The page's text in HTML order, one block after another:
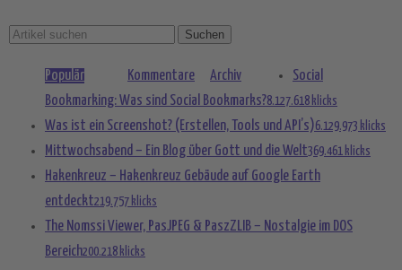
Populär Kommentare Archiv
Social
Bookmarking: Was sind Social Bookmarks?8.127.618 klicks
Was ist ein Screenshot? (Erstellen, Tools und API’s)6.129.973 klicks
Mittwochsabend – Ein Blog über Gott und die Welt369.461 klicks
Hakenkreuz – Hakenkreuz Gebäude auf Google Earth
entdeckt219.757 klicks
The Nomssi Viewer, PasJPEG & PaszZLIB – Nostalgie im DOS
Bereich200.218 klicks